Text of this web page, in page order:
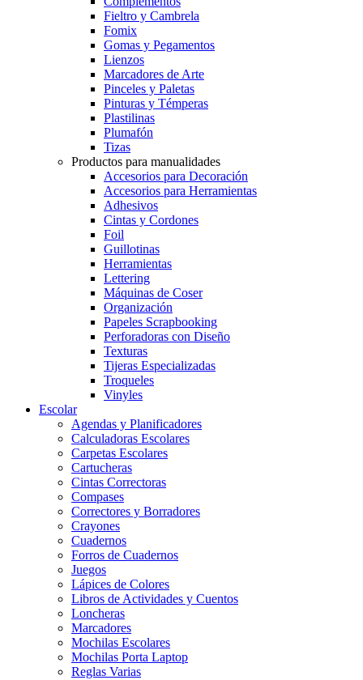
Fieltro y Cambrela
Fomix
Gomas y Pegamentos
Lienzos
Marcadores de Arte
Pinceles y Paletas
Pinturas y Témperas
Plastilinas
Plumafón
Tizas
Productos para manualidades
Accesorios para Decoración
Accesorios para Herramientas
Adhesivos
Cintas y Cordones
Foil
Guillotinas
Herramientas
Lettering
Máquinas de Coser
Organización
Papeles Scrapbooking
Perforadoras con Diseño
Texturas
Tijeras Especializadas
Troqueles
Vinyles
Escolar
Agendas y Planificadores
Calculadoras Escolares
Carpetas Escolares
Cartucheras
Cintas Correctoras
Compases
Correctores y Borradores
Crayones
Cuadernos
Forros de Cuadernos
Juegos
Lápices de Colores
Libros de Actividades y Cuentos
Loncheras
Marcadores
Mochilas Escolares
Mochilas Porta Laptop
Reglas Varias